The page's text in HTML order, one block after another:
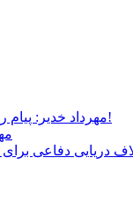
مهرداد خدیر: پیام روشن پزشکیان در گفت‌و‌گوی تصویری با مرد نامرئی: من هستم!
دریایی دفاعی